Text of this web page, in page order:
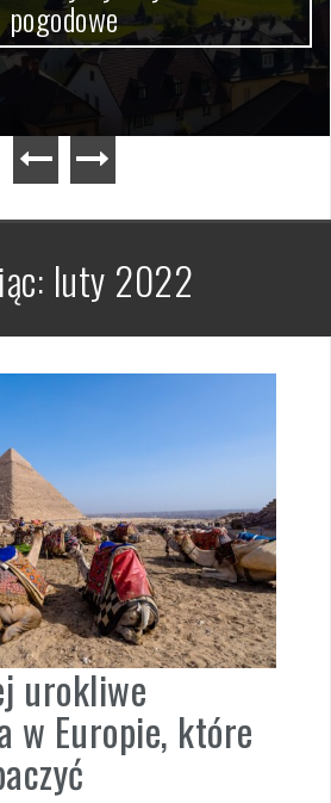
pogodowe
luty 2022
urokliwe
w Europie, które